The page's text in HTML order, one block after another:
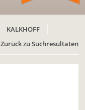
KALKHOFF
Zurück zu Suchresultaten